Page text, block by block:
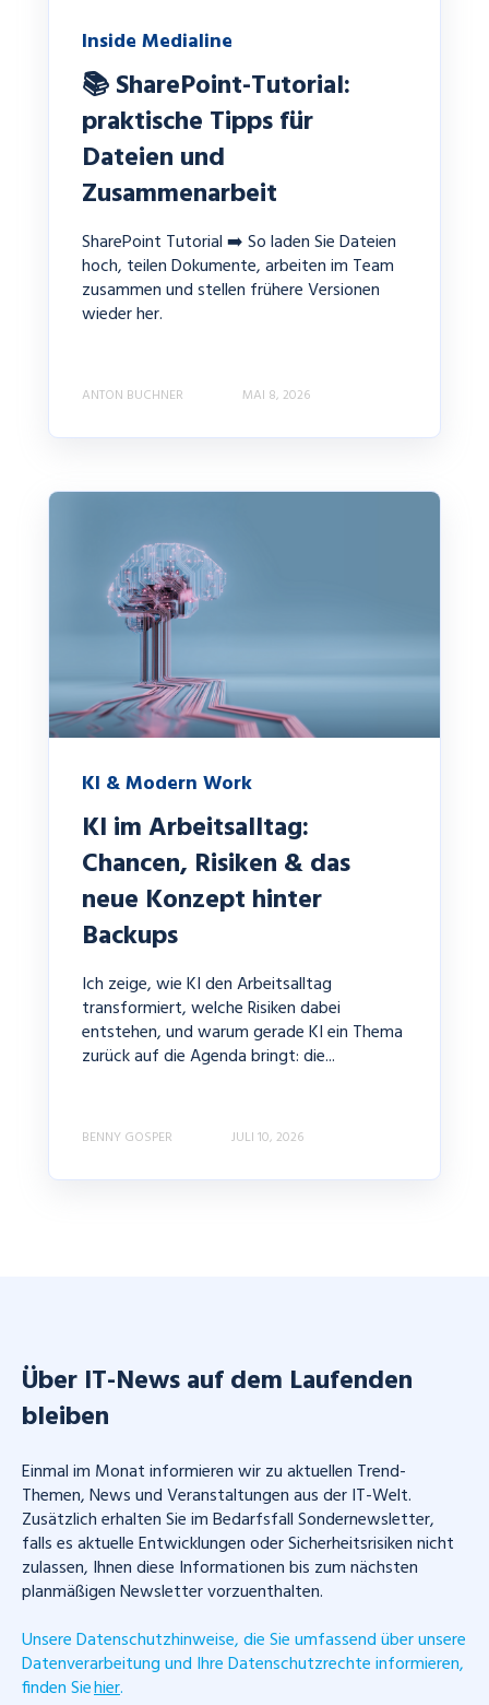
Inside Medialine
📚 SharePoint-Tutorial:
praktische Tipps für
Dateien und
Zusammenarbeit
SharePoint Tutorial ➡️ So laden Sie Dateien
hoch, teilen Dokumente, arbeiten im Team
zusammen und stellen frühere Versionen
wieder her.
ANTON BUCHNER MAI 8, 2026
KI & Modern Work
KI im Arbeitsalltag:
Chancen, Risiken & das
neue Konzept hinter
Backups
Ich zeige, wie KI den Arbeitsalltag
transformiert, welche Risiken dabei
entstehen, und warum gerade KI ein Thema
zurück auf die Agenda bringt: die...
BENNY GOSPER JULI 10, 2026
Über IT-News auf dem Laufenden
bleiben
Einmal im Monat informieren wir zu aktuellen Trend-
Themen, News und Veranstaltungen aus der IT-Welt.
Zusätzlich erhalten Sie im Bedarfsfall Sondernewsletter,
falls es aktuelle Entwicklungen oder Sicherheitsrisiken nicht
zulassen, Ihnen diese Informationen bis zum nächsten
planmäßigen Newsletter vorzuenthalten.
Unsere Datenschutzhinweise, die Sie umfassend über unsere
Datenverarbeitung und Ihre Datenschutzrechte informieren,
finden Siehier.